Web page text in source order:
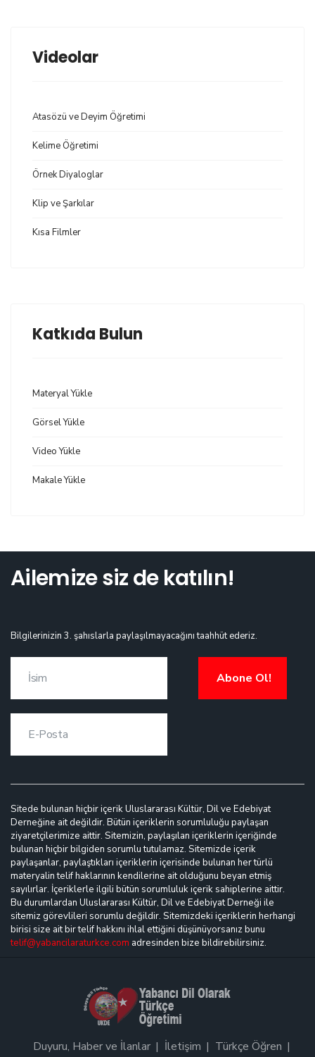
Videolar
Atasözü ve Deyim Öğretimi
Kelime Öğretimi
Örnek Diyaloglar
Klip ve Şarkılar
Kısa Filmler
Katkıda Bulun
Materyal Yükle
Görsel Yükle
Video Yükle
Makale Yükle
Ailemize siz de katılın!
Bilgilerinizin 3. şahıslarla paylaşılmayacağını taahhüt ederiz.
Abone Ol!
Sitede bulunan hiçbir içerik Uluslararası Kültür, Dil ve Edebiyat
Derneğine ait değildir. Bütün içeriklerin sorumluluğu paylaşan
ziyaretçilerimize aittir. Sitemizin, paylaşılan içeriklerin içeriğinde
bulunan hiçbir bilgiden sorumlu tutulamaz. Sitemizde içerik
paylaşanlar, paylaştıkları içeriklerin içerisinde bulunan her türlü
materyalin telif haklarının kendilerine ait olduğunu beyan etmiş
sayılırlar. İçeriklerle ilgili bütün sorumluluk içerik sahiplerine aittir.
Bu durumlardan Uluslararası Kültür, Dil ve Edebiyat Derneği ile
sitemiz görevlileri sorumlu değildir. Sitemizdeki içeriklerin herhangi
birisi size ait bir telif hakkını ihlal ettiğini düşünüyorsanız bunu
telif@yabancilaraturkce.com adresinden bize bildirebilirsiniz.
Duyuru, Haber ve İlanlar İletişim Türkçe Öğren